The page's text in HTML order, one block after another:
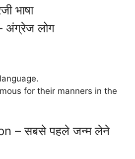
भाषा
अंग्रेज लोग
for their manners in the
– सबसे पहले जन्म लेने